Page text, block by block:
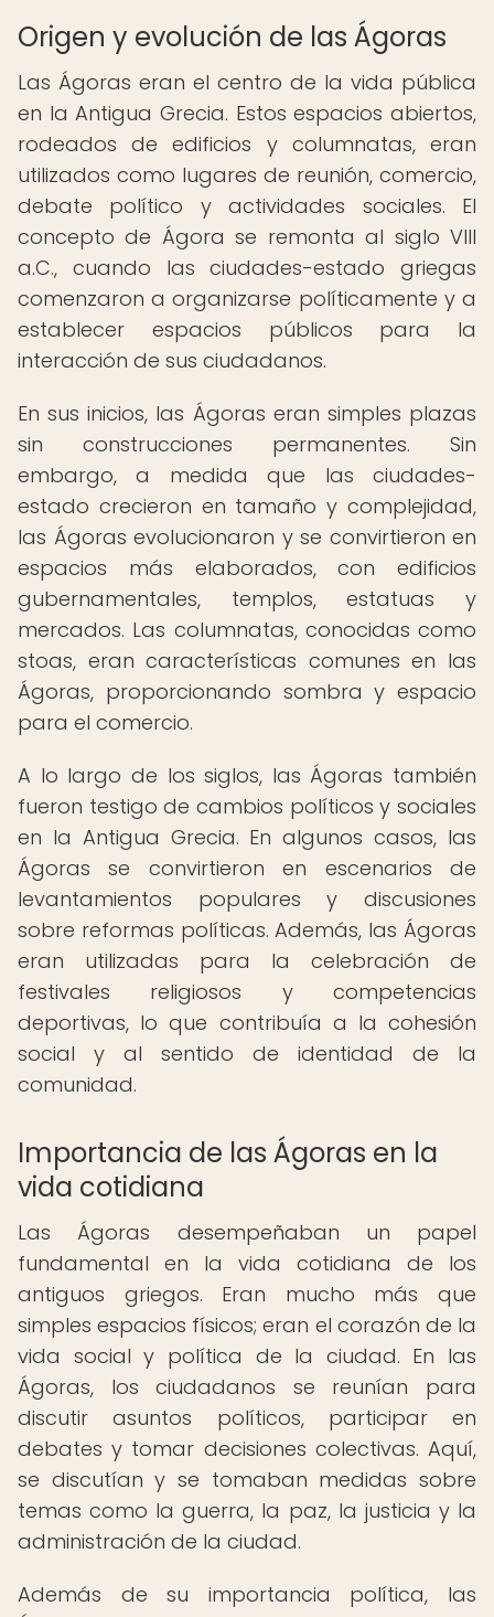
Origen y evolución de las Ágoras
Las Ágoras eran el centro de la vida pública
en la Antigua Grecia. Estos espacios abiertos,
rodeados de edificios y columnatas, eran
utilizados como lugares de reunión, comercio,
debate político y actividades sociales. El
concepto de Ágora se remonta al siglo VIII
a.C., cuando las ciudades-estado griegas
comenzaron a organizarse políticamente y a
establecer espacios públicos para la
interacción de sus ciudadanos.
En sus inicios, las Ágoras eran simples plazas
sin construcciones permanentes. Sin
embargo, a medida que las ciudades-
estado crecieron en tamaño y complejidad,
las Ágoras evolucionaron y se convirtieron en
espacios más elaborados, con edificios
gubernamentales, templos, estatuas y
mercados. Las columnatas, conocidas como
stoas, eran características comunes en las
Ágoras, proporcionando sombra y espacio
para el comercio.
A lo largo de los siglos, las Ágoras también
fueron testigo de cambios políticos y sociales
en la Antigua Grecia. En algunos casos, las
Ágoras se convirtieron en escenarios de
levantamientos populares y discusiones
sobre reformas políticas. Además, las Ágoras
eran utilizadas para la celebración de
festivales religiosos y competencias
deportivas, lo que contribuía a la cohesión
social y al sentido de identidad de la
comunidad.
Importancia de las Ágoras en la
vida cotidiana
Las Ágoras desempeñaban un papel
fundamental en la vida cotidiana de los
antiguos griegos. Eran mucho más que
simples espacios físicos; eran el corazón de la
vida social y política de la ciudad. En las
Ágoras, los ciudadanos se reunían para
discutir asuntos políticos, participar en
debates y tomar decisiones colectivas. Aquí,
se discutían y se tomaban medidas sobre
temas como la guerra, la paz, la justicia y la
administración de la ciudad.
Además de su importancia política, las